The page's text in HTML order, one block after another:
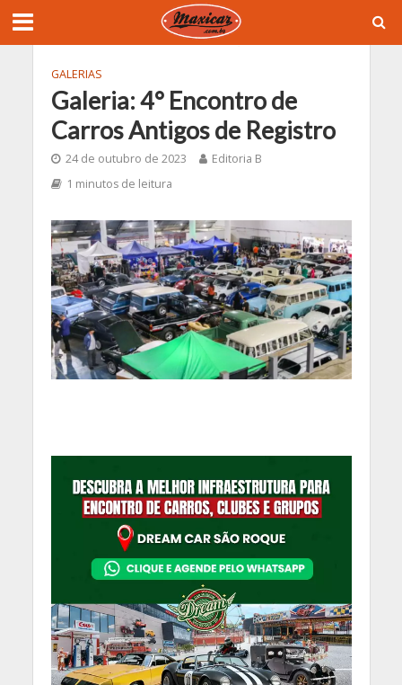
GALERIAS
Galeria: 4° Encontro de
Carros Antigos de Registro
24 de outubro de 2023
Editoria B
1 minutos de leitura